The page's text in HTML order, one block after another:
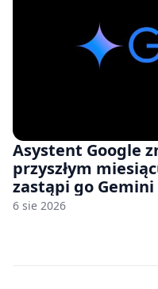
Asystent Google
przyszłym
zastąpi go Gemini
6 sie 2026